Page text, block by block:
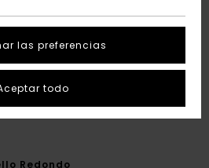
Redondo
las preferencias
todo